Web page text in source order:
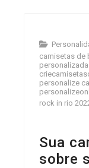
camisetas de
personalize
rock in rio
Sua
sobre